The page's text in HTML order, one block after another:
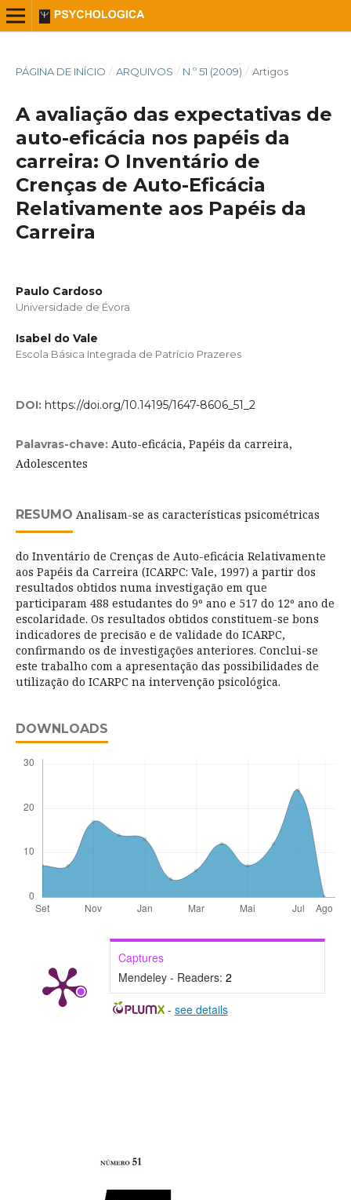
PÁGINA DE INÍCIO / ARQUIVOS / N.º 51 (2009) / Artigos
A avaliação das expectativas de
auto-eficácia nos papéis da
carreira: O Inventário de
Crenças de Auto-Eficácia
Relativamente aos Papéis da
Carreira
Paulo Cardoso
Universidade de Évora
Isabel do Vale
Escola Básica Integrada de Patrício Prazeres
DOI: https://doi.org/10.14195/1647-8606_51_2
Palavras-chave: Auto-eficácia, Papéis da carreira,
Adolescentes
RESUMO Analisam-se as características psicométricas
do Inventário de Crenças de Auto-eficácia Relativamente
aos Papéis da Carreira (ICARPC: Vale, 1997) a partir dos
resultados obtidos numa investigação em que
participaram 488 estudantes do 9º ano e 517 do 12º ano de
escolaridade. Os resultados obtidos constituem-se bons
indicadores de precisão e de validade do ICARPC,
confirmando os de investigações anteriores. Conclui-se
este trabalho com a apresentação das possibilidades de
utilização do ICARPC na intervenção psicológica.
DOWNLOADS
Captures
Mendeley - Readers: 2
- see details